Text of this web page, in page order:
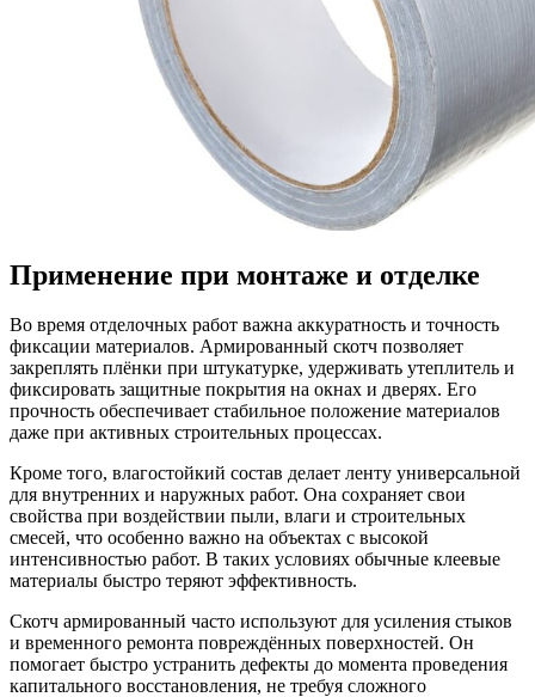
Применение при монтаже и отделке
Во время отделочных работ важна аккуратность и точность
фиксации материалов. Армированный скотч позволяет
закреплять плёнки при штукатурке, удерживать утеплитель и
фиксировать защитные покрытия на окнах и дверях. Его
прочность обеспечивает стабильное положение материалов
даже при активных строительных процессах.
Кроме того, влагостойкий состав делает ленту универсальной
для внутренних и наружных работ. Она сохраняет свои
свойства при воздействии пыли, влаги и строительных
смесей, что особенно важно на объектах с высокой
интенсивностью работ. В таких условиях обычные клеевые
материалы быстро теряют эффективность.
Скотч армированный часто используют для усиления стыков
и временного ремонта повреждённых поверхностей. Он
помогает быстро устранить дефекты до момента проведения
капитального восстановления, не требуя сложного